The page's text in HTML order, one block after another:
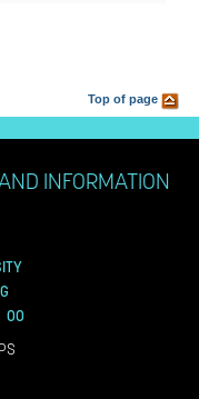
Top of page
INFORMATION
00